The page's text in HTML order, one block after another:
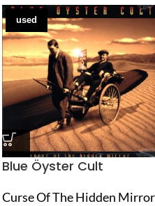
used
Blue Öyster Cult
Curse Of The Hidden Mirror